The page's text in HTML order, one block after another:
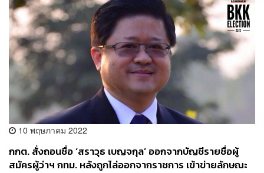
10 พฤษภาคม 2022
กกต. สั่งถอนชื่อ ‘สราวุธ เบญจกุล’ ออกจากบัญชีรายชื่อผู้
สมัครผู้ว่าฯ กทม. หลังถูกไล่ออกจากราชการ เข้าข่ายลักษณะ